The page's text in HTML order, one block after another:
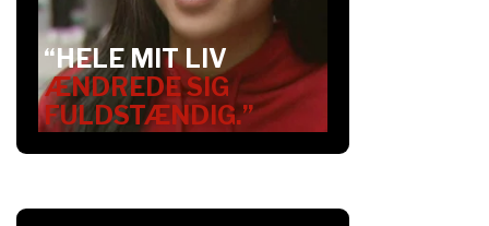
“HELE MIT LIV
ÆNDREDE SIG
FULDSTÆNDIG.”